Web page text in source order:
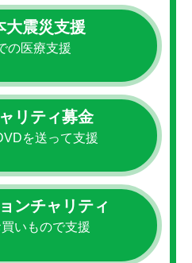
大震災支援
の医療支援
リティ募金
を送って支援
ンチャリティ
いもので支援